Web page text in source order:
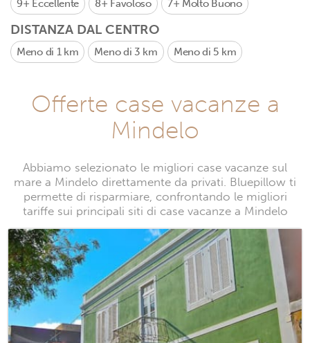
9+ Eccellente 8+ Favoloso 7+ Molto Buono
DISTANZA DAL CENTRO
Meno di 1 km Meno di 3 km Meno di 5 km
Offerte case vacanze a
Mindelo
Abbiamo selezionato le migliori case vacanze sul
mare a Mindelo direttamente da privati. Bluepillow ti
permette di risparmiare, confrontando le migliori
tariffe sui principali siti di case vacanze a Mindelo